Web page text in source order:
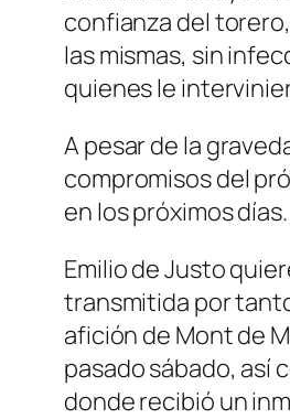
confianza del
las mismas, sin
quienes le
A pesar de la
compromisos del
en los próximos días.
Emilio de Justo
transmitida por
afición de Mont de
pasado sábado, así
donde recibió un